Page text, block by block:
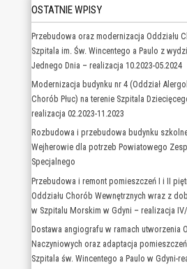
OSTATNIE WPISY
Przebudowa oraz modernizacja
Szpitala im. Św. Wincentego a Paulo
Jednego Dnia – realizacja 10.2023-
Modernizacja budynku nr 4 (Oddział
Chorób Płuc) na terenie Szpitala
realizacja 02.2023-11.2023
Rozbudowa i przebudowa budynku
Wejherowie dla potrzeb Powiatowego
Przebudowa i remont pomieszczeń I i
Oddziału Chorób Wewnętrznych